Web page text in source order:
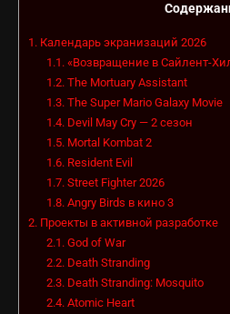
1. Календарь экранизаций 2026
1.1. «Возвращение в Сайлент-
1.2. The Mortuary Assistant
1.3. The Super Mario Galaxy Movie
1.4. Devil May Cry — 2 сезон
1.5. Mortal Kombat 2
1.6. Resident Evil
1.7. Street Fighter 2026
1.8. Angry Birds в кино 3
2. Проекты в активной разработке
2.1. God of War
2.2. Death Stranding
2.3. Death Stranding: Mosquito
2.4. Atomic Heart